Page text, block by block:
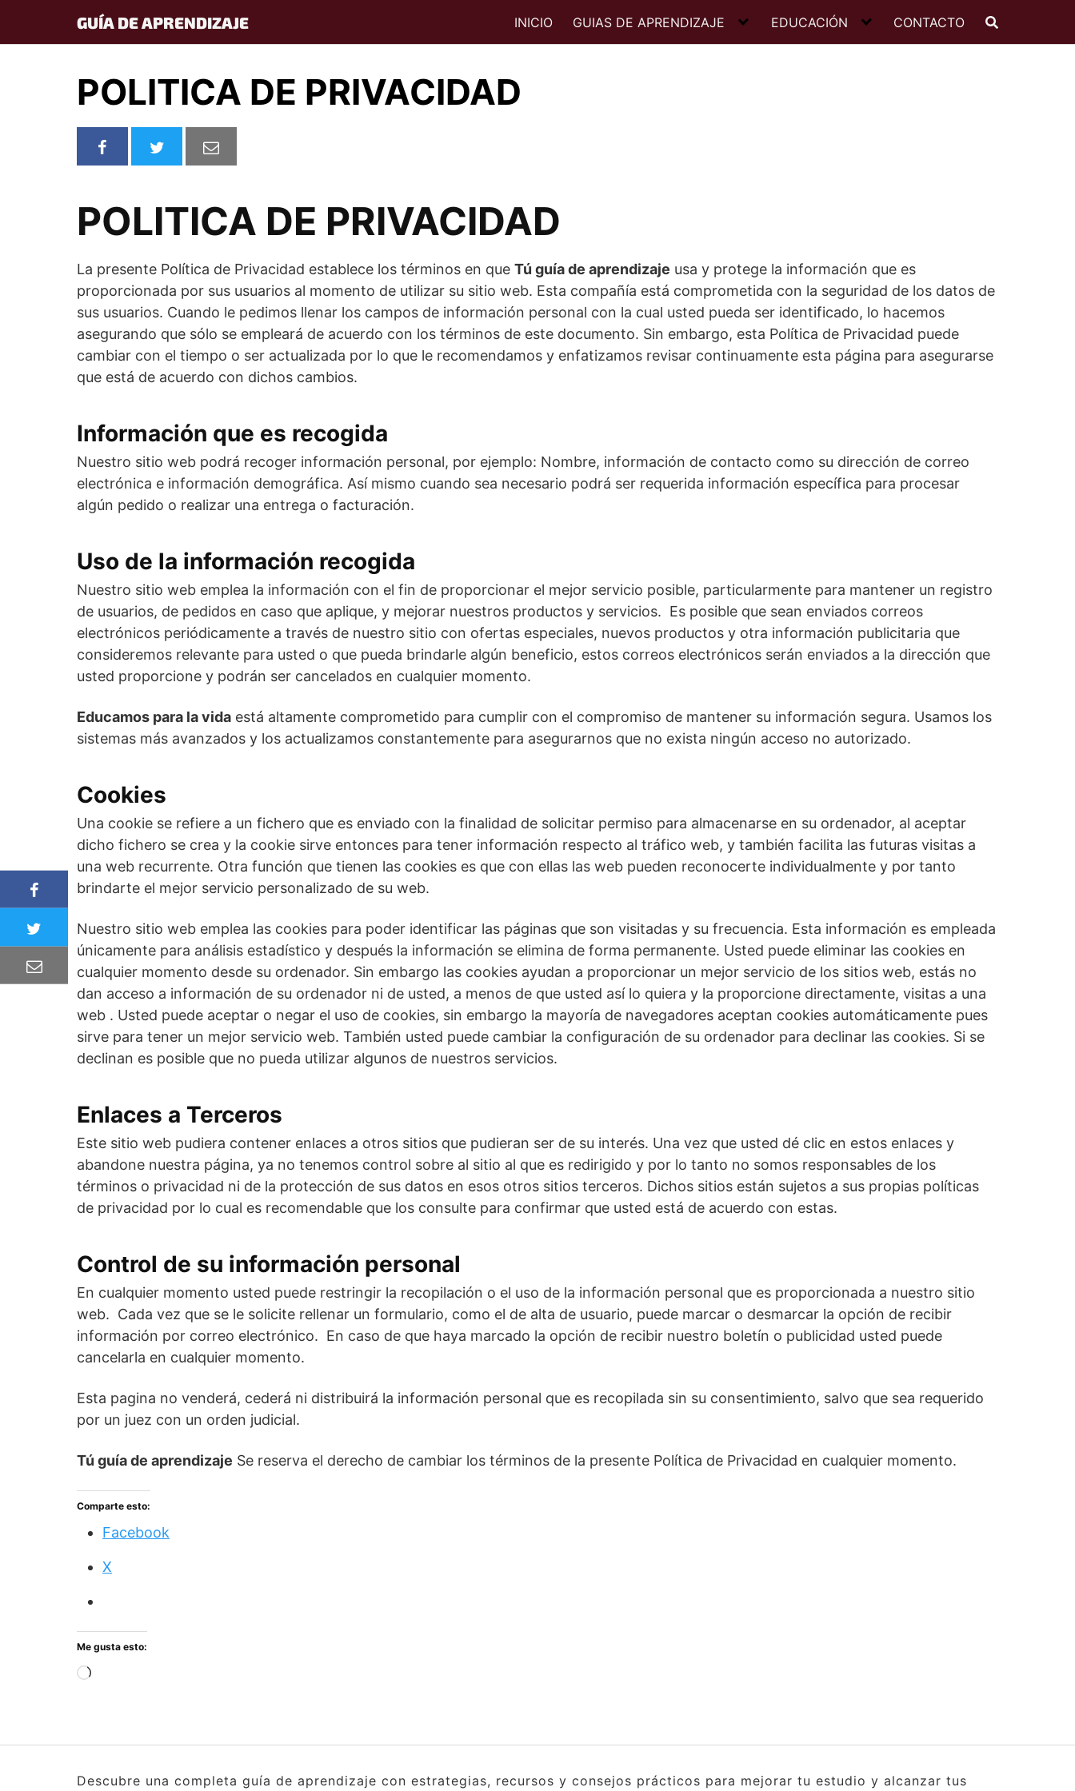
content
GUÍA DE APRENDIZAJE INICIO GUIAS DE APRENDIZAJE EDUCACIÓN CONTACTO
POLITICA DE PRIVACIDAD
POLITICA DE PRIVACIDAD
La presente Política de Privacidad establece los términos en que Tú guía de aprendizaje usa y protege la información que es
proporcionada por sus usuarios al momento de utilizar su sitio web. Esta compañía está comprometida con la seguridad de los datos de
sus usuarios. Cuando le pedimos llenar los campos de información personal con la cual usted pueda ser identificado, lo hacemos
asegurando que sólo se empleará de acuerdo con los términos de este documento. Sin embargo, esta Política de Privacidad puede
cambiar con el tiempo o ser actualizada por lo que le recomendamos y enfatizamos revisar continuamente esta página para asegurarse
que está de acuerdo con dichos cambios.
Información que es recogida
Nuestro sitio web podrá recoger información personal, por ejemplo: Nombre, información de contacto como su dirección de correo
electrónica e información demográfica. Así mismo cuando sea necesario podrá ser requerida información específica para procesar
algún pedido o realizar una entrega o facturación.
Uso de la información recogida
Nuestro sitio web emplea la información con el fin de proporcionar el mejor servicio posible, particularmente para mantener un registro
de usuarios, de pedidos en caso que aplique, y mejorar nuestros productos y servicios. Es posible que sean enviados correos
electrónicos periódicamente a través de nuestro sitio con ofertas especiales, nuevos productos y otra información publicitaria que
consideremos relevante para usted o que pueda brindarle algún beneficio, estos correos electrónicos serán enviados a la dirección que
usted proporcione y podrán ser cancelados en cualquier momento.
Educamos para la vida está altamente comprometido para cumplir con el compromiso de mantener su información segura. Usamos los
sistemas más avanzados y los actualizamos constantemente para asegurarnos que no exista ningún acceso no autorizado.
Cookies
Una cookie se refiere a un fichero que es enviado con la finalidad de solicitar permiso para almacenarse en su ordenador, al aceptar
dicho fichero se crea y la cookie sirve entonces para tener información respecto al tráfico web, y también facilita las futuras visitas a
una web recurrente. Otra función que tienen las cookies es que con ellas las web pueden reconocerte individualmente y por tanto
brindarte el mejor servicio personalizado de su web.
Nuestro sitio web emplea las cookies para poder identificar las páginas que son visitadas y su frecuencia. Esta información es empleada
únicamente para análisis estadístico y después la información se elimina de forma permanente. Usted puede eliminar las cookies en
cualquier momento desde su ordenador. Sin embargo las cookies ayudan a proporcionar un mejor servicio de los sitios web, estás no
dan acceso a información de su ordenador ni de usted, a menos de que usted así lo quiera y la proporcione directamente, visitas a una
web . Usted puede aceptar o negar el uso de cookies, sin embargo la mayoría de navegadores aceptan cookies automáticamente pues
sirve para tener un mejor servicio web. También usted puede cambiar la configuración de su ordenador para declinar las cookies. Si se
declinan es posible que no pueda utilizar algunos de nuestros servicios.
Enlaces a Terceros
Este sitio web pudiera contener enlaces a otros sitios que pudieran ser de su interés. Una vez que usted dé clic en estos enlaces y
abandone nuestra página, ya no tenemos control sobre al sitio al que es redirigido y por lo tanto no somos responsables de los
términos o privacidad ni de la protección de sus datos en esos otros sitios terceros. Dichos sitios están sujetos a sus propias políticas
de privacidad por lo cual es recomendable que los consulte para confirmar que usted está de acuerdo con estas.
Control de su información personal
En cualquier momento usted puede restringir la recopilación o el uso de la información personal que es proporcionada a nuestro sitio
web. Cada vez que se le solicite rellenar un formulario, como el de alta de usuario, puede marcar o desmarcar la opción de recibir
información por correo electrónico. En caso de que haya marcado la opción de recibir nuestro boletín o publicidad usted puede
cancelarla en cualquier momento.
Esta pagina no venderá, cederá ni distribuirá la información personal que es recopilada sin su consentimiento, salvo que sea requerido
por un juez con un orden judicial.
Tú guía de aprendizaje Se reserva el derecho de cambiar los términos de la presente Política de Privacidad en cualquier momento.
Comparte esto:
Facebook
X
Me gusta esto:
Cargando...
Descubre una completa guía de aprendizaje con estrategias, recursos y consejos prácticos para mejorar tu estudio y alcanzar tus